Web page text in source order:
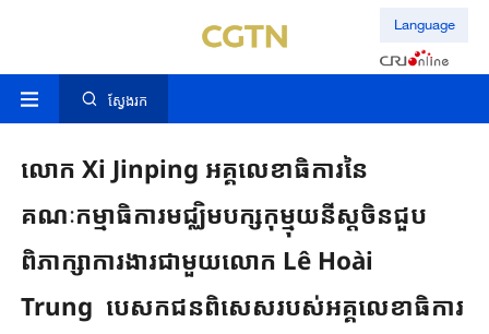
Language
ស្វែងរក
លោក​ Xi Jinping អគ្គលេខាធិការ​នៃ​
គណៈកម្មាធិការ​មជ្ឈិម​បក្សកុម្មុយនីស្ត​ចិនជួប​
ពិភាក្សា​ការងារ​ជាមួយ​លោក​ Lê Hoài
Trung បេសកជន​​ពិសេសរបស់​​អគ្គ​លេខាធិការ​